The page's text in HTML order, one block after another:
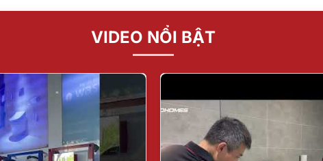
VIDEO NỔI BẬT